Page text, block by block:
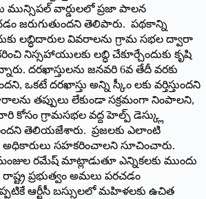
మున్సిపల్ వార్డులలో ప్రజా పాలన
జరుగుతుందని తెలిపారు. పథకాన్ని
లబ్ధిదారుల వివరాలను గ్రామ సభల ద్వారా
నిస్సహాయులకు లబ్ధి చేకూర్చేందుకు కృషి
దరఖాస్తులను జనవరి 6వ తేదీ వరకు
ఒకటే దరఖాస్తు అన్ని స్కీం లకు వర్తిస్తుందని
తప్పులు లేకుండా సక్రమంగా నింపాలని,
కోసం గ్రామసభల వద్ద హెల్ప్ డెస్క్లు
తెలియజేశారు. ప్రజలకు ఎలాంటి
అధికారులు సహకరించాలని సూచించారు.
రమేష్ మాట్లాడుతూ ఎన్నికలకు ముందు
ప్రభుత్వం అమలు పరచడం
ఆర్టీసీ బస్సులలో మహిళలకు ఉచిత